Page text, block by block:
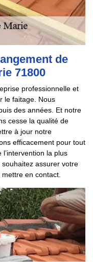
de
71800
professionnelle et
le faitage. Nous
des années. Et notre
cesse la qualité de
à jour notre
efficacement pour tout
la plus
souhaitez assurer votre
en contact.